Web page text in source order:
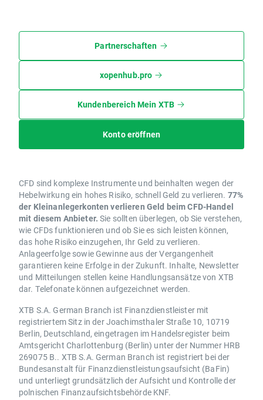
Partnerschaften
xopenhub.pro
Kundenbereich Mein XTB
Konto eröffnen
CFD sind komplexe Instrumente und beinhalten wegen der
Hebelwirkung ein hohes Risiko, schnell Geld zu verlieren. 77%
der Kleinanlegerkonten verlieren Geld beim CFD-Handel
mit diesem Anbieter. Sie sollten überlegen, ob Sie verstehen,
wie CFDs funktionieren und ob Sie es sich leisten können,
das hohe Risiko einzugehen, Ihr Geld zu verlieren.
Anlageerfolge sowie Gewinne aus der Vergangenheit
garantieren keine Erfolge in der Zukunft. Inhalte, Newsletter
und Mitteilungen stellen keine Handlungsansätze von XTB
dar. Telefonate können aufgezeichnet werden.
XTB S.A. German Branch ist Finanzdienstleister mit
registriertem Sitz in der Joachimsthaler Straße 10, 10719
Berlin, Deutschland, eingetragen im Handelsregister beim
Amtsgericht Charlottenburg (Berlin) unter der Nummer HRB
269075 B.. XTB S.A. German Branch ist registriert bei der
Bundesanstalt für Finanzdienstleistungsaufsicht (BaFin)
und unterliegt grundsätzlich der Aufsicht und Kontrolle der
polnischen Finanzaufsichtsbehörde KNF.